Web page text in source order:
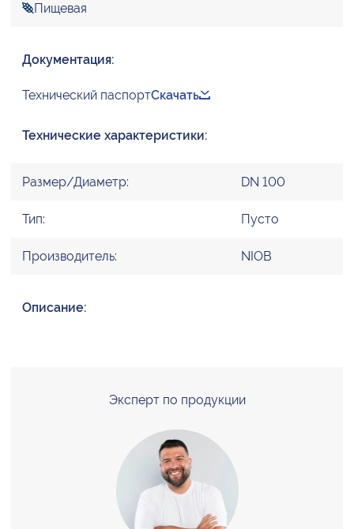
Пищевая
Документация:
Технический паспортСкачать
Технические характеристики:
Размер/Диаметр: DN 100
Тип: Пусто
Производитель: NIOB
Описание:
Эксперт по продукции